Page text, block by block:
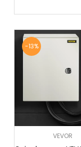
-13%
VEVOR